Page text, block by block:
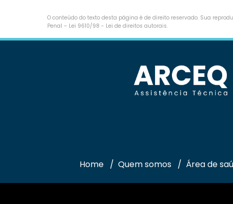
O conteúdo do texto desta página é de direito reservado. Sua
Penal – Lei 9610/98 - Lei de direitos autorais.
Home Quem somos Área de